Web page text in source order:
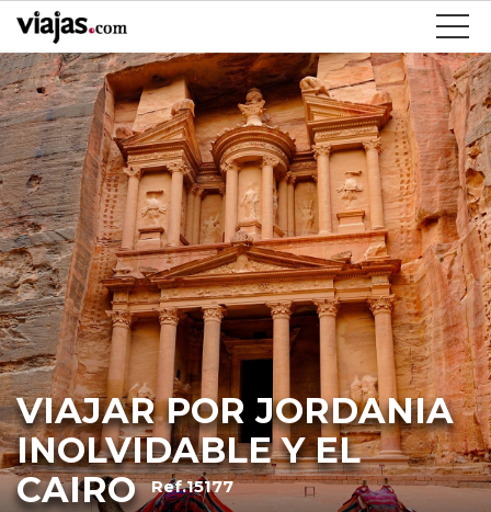
VIAJAR POR JORDANIA
INOLVIDABLE Y EL
CAIRO Ref.15177